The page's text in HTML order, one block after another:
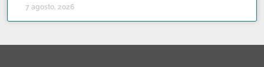
7 agosto, 2026